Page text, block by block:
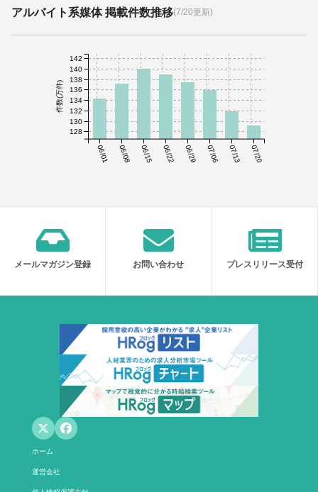
アルバイト系媒体 掲載件数推移(7/20更新)
06/01 06/08 06/15 06/22 06/29 07/06 07/13 07/20
件数(万件)
128
130
132
134
136
138
140
142
メールマガジン登録 お問い合わせ プレスリリース受付
ホーム
運営会社